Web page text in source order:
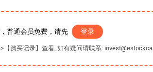
普通会员免费，请先 登录
【购买记录】查看, 如有疑问请联系: